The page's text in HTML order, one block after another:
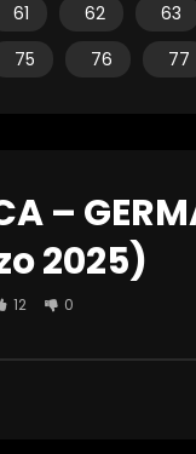
61 62 63
75 76 77
–
2025)
12 0